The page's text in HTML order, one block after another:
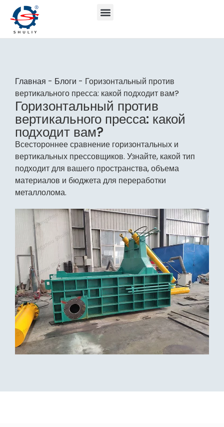
Главная - Блоги - Горизонтальный против
вертикального пресса: какой подходит вам?
Горизонтальный против
вертикального пресса: какой
подходит вам?
Всестороннее сравнение горизонтальных и
вертикальных прессовщиков. Узнайте, какой тип
подходит для вашего пространства, объема
материалов и бюджета для переработки
металлолома.